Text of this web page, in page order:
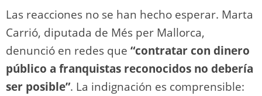
Las reacciones no se han hecho esperar. Marta
Carrió, diputada de Més per Mallorca,
denunció en redes que “contratar con dinero
público a franquistas reconocidos no debería
ser posible”. La indignación es comprensible: